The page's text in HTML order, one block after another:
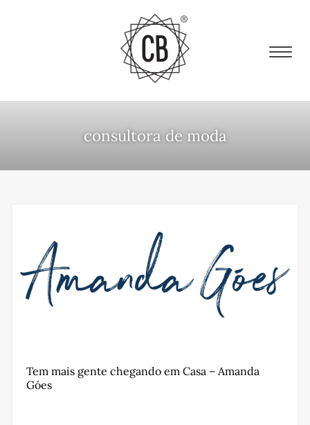
consultora de moda
Tem mais gente chegando em Casa – Amanda
Góes